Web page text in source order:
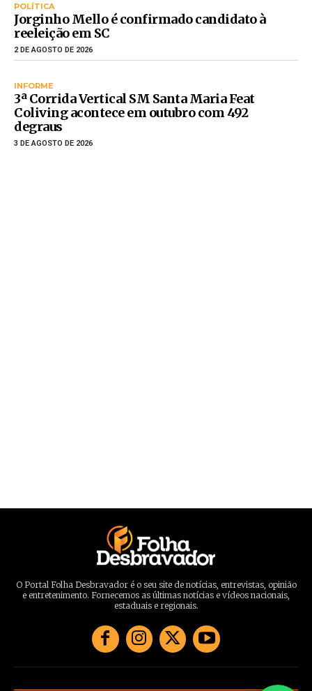
POLÍTICA
Jorginho Mello é confirmado candidato à
reeleição em SC
2 DE AGOSTO DE 2026
INFORME
3ª Corrida Vertical SM Santa Maria Feat
Coliving acontece em outubro com 492
degraus
3 DE AGOSTO DE 2026
O Portal Folha Desbravador é o seu site de notícias, entrevistas, opinião
e entretenimento. Fornecemos as últimas notícias e vídeos nacionais,
estaduais e regionais.